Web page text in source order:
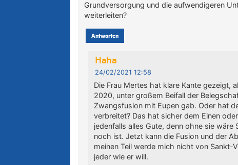
Grundversorgung und die aufwendigeren
weiterleiten?
Antworten
Haha
24/02/2021 12:58
Die Frau Mertes hat klare Kante gezeigt,
2020, unter großem Beifall der
Zwangsfusion mit Eupen gab. Oder hat
verbreitet? Das hat sicher dem Einen
jedenfalls alles Gute, denn ohne sie
noch ist. Jetzt kann die Fusion und der
meinen Teil werde mich nicht von Sankt-
jeder wie er will.